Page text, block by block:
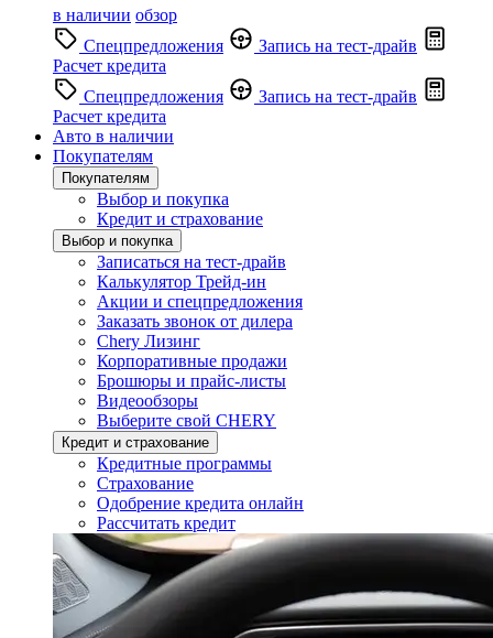
в наличии обзор
Спецпредложения
Запись на тест-драйв
Расчет кредита
Спецпредложения
Запись на тест-драйв
Расчет кредита
Авто в наличии
Покупателям
Покупателям
Выбор и покупка
Кредит и страхование
Выбор и покупка
Записаться на тест-драйв
Калькулятор Трейд-ин
Акции и спецпредложения
Заказать звонок от дилера
Chery Лизинг
Корпоративные продажи
Брошюры и прайс-листы
Видеообзоры
Выберите свой CHERY
Кредит и страхование
Кредитные программы
Страхование
Одобрение кредита онлайн
Рассчитать кредит